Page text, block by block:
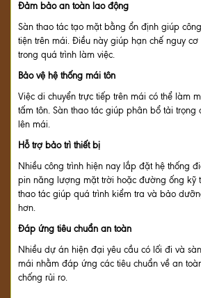
Đảm bảo an toàn lao động
Sàn thao tác tạo mặt bằng ổn định giúp
tiện trên mái. Điều này giúp hạn chế nguy
trong quá trình làm việc.
Bảo vệ hệ thống mái tôn
Việc di chuyển trực tiếp trên mái có thể làm
tấm tôn. Sàn thao tác giúp phân bổ tải
lên mái.
Hỗ trợ bảo trì thiết bị
Nhiều công trình hiện nay lắp đặt hệ thống
pin năng lượng mặt trời hoặc đường ống kỹ
thao tác giúp quá trình kiểm tra và bảo
hơn.
Đáp ứng tiêu chuẩn an toàn
Nhiều dự án hiện đại yêu cầu có lối đi và
mái nhằm đáp ứng các tiêu chuẩn về an
chống rủi ro.